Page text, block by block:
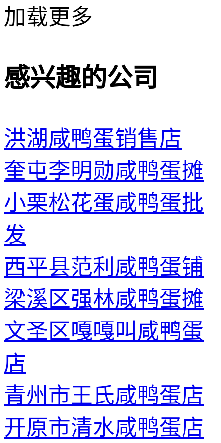
加载更多
感兴趣的公司
洪湖咸鸭蛋销售店
奎屯李明勋咸鸭蛋摊
小栗松花蛋咸鸭蛋批
发
西平县范利咸鸭蛋铺
梁溪区强林咸鸭蛋摊
文圣区嘎嘎叫咸鸭蛋
店
青州市王氏咸鸭蛋店
开原市清水咸鸭蛋店